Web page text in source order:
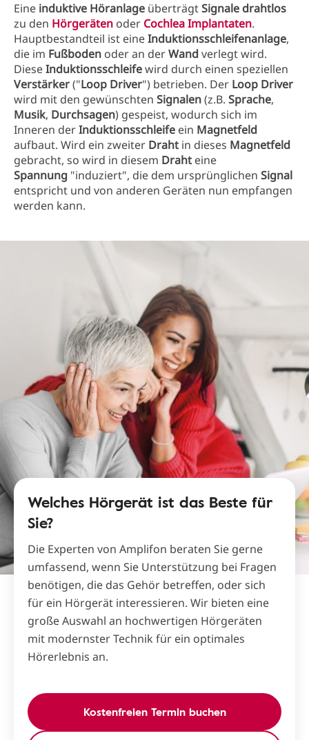
Eine induktive Höranlage überträgtSignale drahtlos
zu den Hörgeräten oder Cochlea Implantaten.
Hauptbestandteil ist eineInduktionsschleifenanlage,
die im Fußboden oder an derWandverlegt wird.
DieseInduktionsschleifewird durch einen speziellen
Verstärker("Loop Driver") betrieben. Der Loop Driver
wird mit den gewünschten Signalen(z.B. Sprache,
Musik, Durchsagen) gespeist, wodurch sich im
Inneren derInduktionsschleife ein Magnetfeld
aufbaut. Wird ein zweiter Draht in dieses Magnetfeld
gebracht, so wird in diesem Draht eine
Spannung "induziert", die dem ursprünglichen Signal
entspricht und von anderen Geräten nun empfangen
werden kann.
Welches Hörgerät ist das Beste für
Sie?
Die Experten von Amplifon beraten Sie gerne
umfassend, wenn Sie Unterstützung bei Fragen
benötigen, die das Gehör betreffen, oder sich
für ein Hörgerät interessieren. Wir bieten eine
große Auswahl an hochwertigen Hörgeräten
mit modernster Technik für ein optimales
Hörerlebnis an.
Kostenfreien Termin buchen